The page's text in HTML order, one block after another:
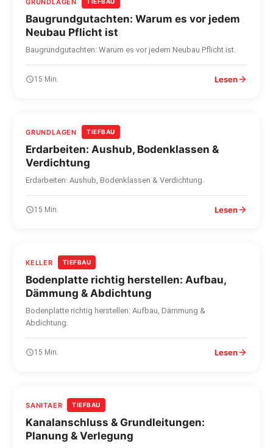
Baugrundgutachten: Warum es vor jedem
Neubau Pflicht ist
Baugrundgutachten: Warum es vor jedem Neubau Pflicht ist.
15 Min. Lesen
GRUNDLAGEN TIEFBAU
Erdarbeiten: Aushub, Bodenklassen &
Verdichtung
Erdarbeiten: Aushub, Bodenklassen & Verdichtung.
15 Min. Lesen
KELLER TIEFBAU
Bodenplatte richtig herstellen: Aufbau,
Dämmung & Abdichtung
Bodenplatte richtig herstellen: Aufbau, Dämmung &
Abdichtung.
15 Min. Lesen
SANITAER TIEFBAU
Kanalanschluss & Grundleitungen:
Planung & Verlegung